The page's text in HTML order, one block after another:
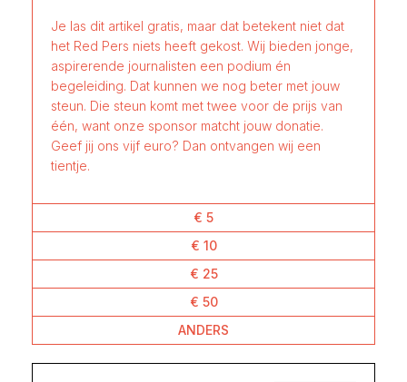
Je las dit artikel gratis, maar dat betekent niet dat
het Red Pers niets heeft gekost. Wij bieden jonge,
aspirerende journalisten een podium én
begeleiding. Dat kunnen we nog beter met jouw
steun. Die steun komt met twee voor de prijs van
één, want onze sponsor matcht jouw donatie.
Geef jij ons vijf euro? Dan ontvangen wij een
tientje.
€ 5
€ 10
€ 25
€ 50
ANDERS